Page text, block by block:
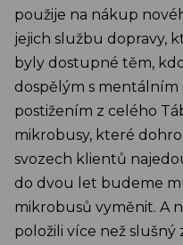
použije na nákup
jejich službu dopravy,
byly dostupné těm,
dospělým s mentálním
postižením z celého
mikrobusy, které
svozech klientů
do dvou let budeme
mikrobusů vyměnit. A
položili více než